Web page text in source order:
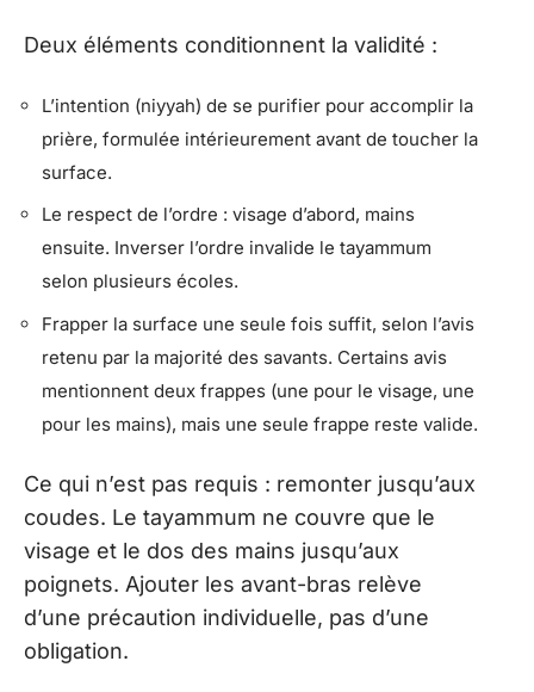
Deux éléments conditionnent la validité :
L’intention (niyyah) de se purifier pour accomplir la
prière, formulée intérieurement avant de toucher la
surface.
Le respect de l’ordre : visage d’abord, mains
ensuite. Inverser l’ordre invalide le tayammum
selon plusieurs écoles.
Frapper la surface une seule fois suffit, selon l’avis
retenu par la majorité des savants. Certains avis
mentionnent deux frappes (une pour le visage, une
pour les mains), mais une seule frappe reste valide.
Ce qui n’est pas requis : remonter jusqu’aux
coudes. Le tayammum ne couvre que le
visage et le dos des mains jusqu’aux
poignets. Ajouter les avant-bras relève
d’une précaution individuelle, pas d’une
obligation.